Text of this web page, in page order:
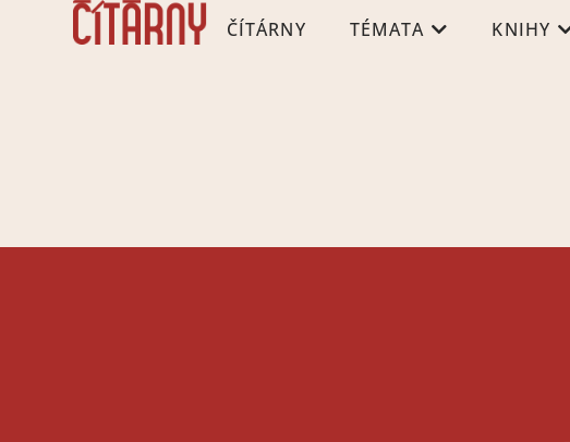
ČÍTÁRNY TÉMATA KNIHY